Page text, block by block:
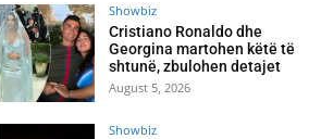
Showbiz
Cristiano Ronaldo dhe
Georgina martohen këtë të
shtunë, zbulohen detajet
August 5, 2026
Showbiz